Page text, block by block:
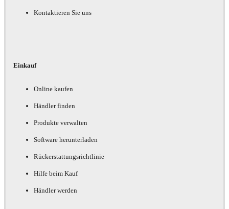
Kontaktieren Sie uns
Einkauf
Online kaufen
Händler finden
Produkte verwalten
Software herunterladen
Rückerstattungsrichtlinie
Hilfe beim Kauf
Händler werden